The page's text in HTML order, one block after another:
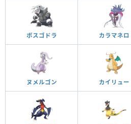
ボスゴドラ カラマネロ
ヌメルゴン カイリュー